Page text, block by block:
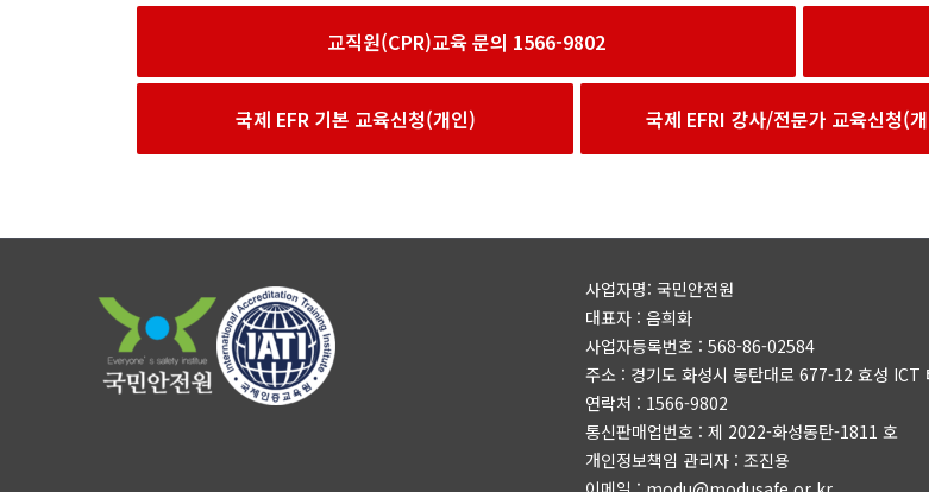
교직원(CPR)교육 문의 1566-9802
국제 EFR 기본 교육신청(개인) 국제 EFRI 강사/전문가 교육신청(
사업자명: 국민안전원
대표자 : 음희화
사업자등록번호 : 568-86-02584
주소 : 경기도 화성시 동탄대로 677-12 효성 ICT
연락처 : 1566-9802
통신판매업번호 : 제 2022-화성동탄-1811 호
개인정보책임 관리자 : 조진용